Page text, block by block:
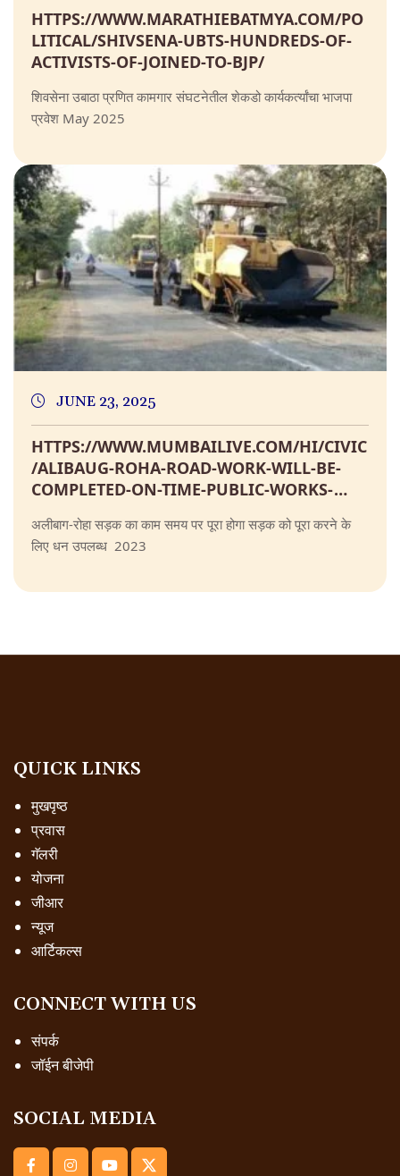
HTTPS://WWW.MARATHIEBATMYA.COM/PO
LITICAL/SHIVSENA-UBTS-HUNDREDS-OF-
ACTIVISTS-OF-JOINED-TO-BJP/
शिवसेना उबाठा प्रणित कामगार संघटनेतील शेकडो कार्यकर्त्यांचा भाजपा
प्रवेश May 2025
JUNE 23, 2025
HTTPS://WWW.MUMBAILIVE.COM/HI/CIVIC
/ALIBAUG-ROHA-ROAD-WORK-WILL-BE-
COMPLETED-ON-TIME-PUBLIC-WORKS-
अलीबाग-रोहा सड़क का काम समय पर पूरा होगा सड़क को पूरा करने के
लिए धन उपलब्ध 2023
QUICK LINKS
मुखपृष्ठ
प्रवास
गॅलरी
योजना
जीआर
न्यूज
आर्टिकल्स
CONNECT WITH US
संपर्क
जॉईन बीजेपी
SOCIAL MEDIA